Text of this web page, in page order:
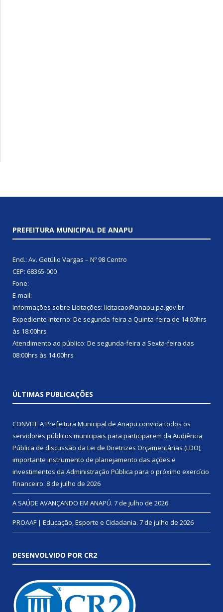
PREFEITURA MUNICIPAL DE ANAPU
End.: Av. Getúlio Vargas – Nº 98 Centro
CEP: 68365-000
Fone:
E-mail:
Informações sobre Licitações: licitacao@anapu.pa.gov.br
Expediente interno: De segunda-feira a Quinta-feira de 14:00hrs
às 18:00hrs
Atendimento ao público: De segunda-feira a Sexta-feira das
08:00hrs às 14:00hrs
ÚLTIMAS PUBLICAÇÕES
CONVITE A Prefeitura Municipal de Anapu convida todos os
servidores públicos municipais para participarem da Audiência
Pública de discussão da Lei de Diretrizes Orçamentárias (LDO),
importante instrumento de planejamento das ações e
investimentos da Administração Pública para o próximo exercício
financeiro. 8 de julho de 2026
A SAÚDE AVANÇANDO EM ANAPÚ. 7 de julho de 2026
PROAAF | Educação, Esporte e Cidadania. 7 de julho de 2026
DESENVOLVIDO POR CR2